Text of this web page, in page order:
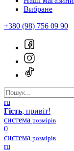
Вибране
+380 (98) 756 09 90
ru
Гість, привіт!
система розмірів
0
система розмірів
ru